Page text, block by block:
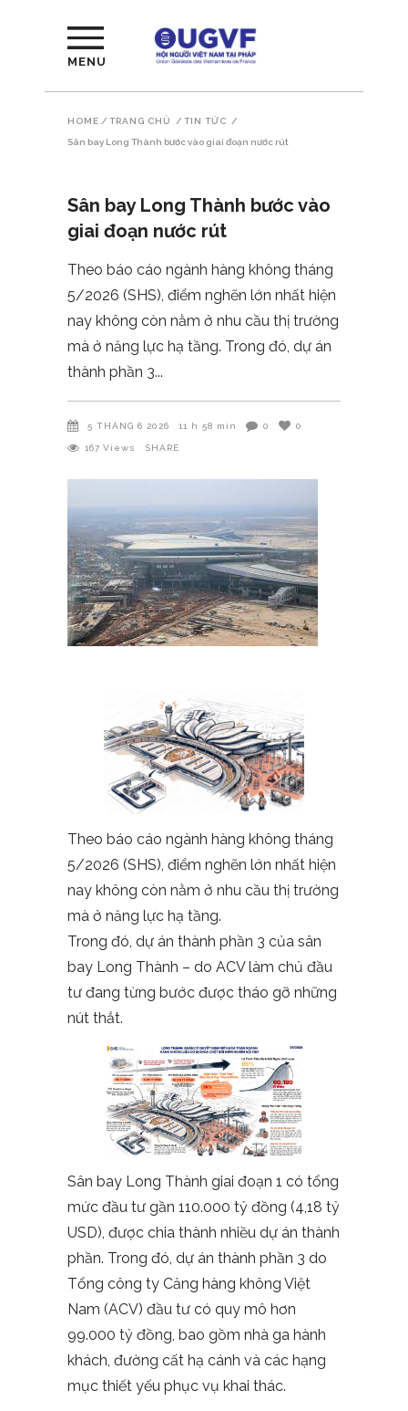
MENU
HOME / TRANG CHỦ / TIN TỨC /
Sân bay Long Thành bước vào giai đoạn nước rút
Sân bay Long Thành bước vào
giai đoạn nước rút
Theo báo cáo ngành hàng không tháng
5/2026 (SHS), điểm nghẽn lớn nhất hiện
nay không còn nằm ở nhu cầu thị trường
mà ở năng lực hạ tầng. Trong đó, dự án
thành phần 3
5 THÁNG 6 2026 11 h 58 min 0 0
167 Views SHARE
Theo báo cáo ngành hàng không tháng
5/2026 (SHS), điểm nghẽn lớn nhất hiện
nay không còn nằm ở nhu cầu thị trường
mà ở năng lực hạ tầng.
Trong đó, dự án thành phần 3 của sân
bay Long Thành – do ACV làm chủ đầu
tư đang từng bước được tháo gỡ những
nút thắt.
Sân bay Long Thành giai đoạn 1 có tổng
mức đầu tư gần 110.000 tỷ đồng (4,18 tỷ
USD), được chia thành nhiều dự án thành
phần. Trong đó, dự án thành phần 3 do
Tổng công ty Cảng hàng không Việt
Nam (ACV) đầu tư có quy mô hơn
99.000 tỷ đồng, bao gồm nhà ga hành
khách, đường cất hạ cánh và các hạng
mục thiết yếu phục vụ khai thác.